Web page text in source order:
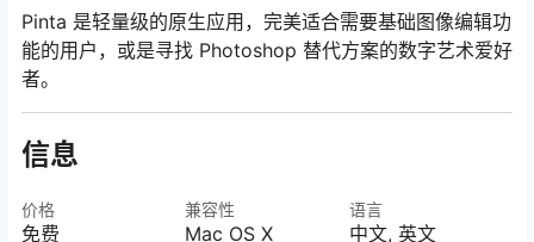
Pinta 是轻量级的原生应用，完美适合需要基础图像编辑功
能的用户，或是寻找 Photoshop 替代方案的数字艺术爱好
者。
信息
价格
免费
兼容性
Mac OS X
语言
中文, 英文